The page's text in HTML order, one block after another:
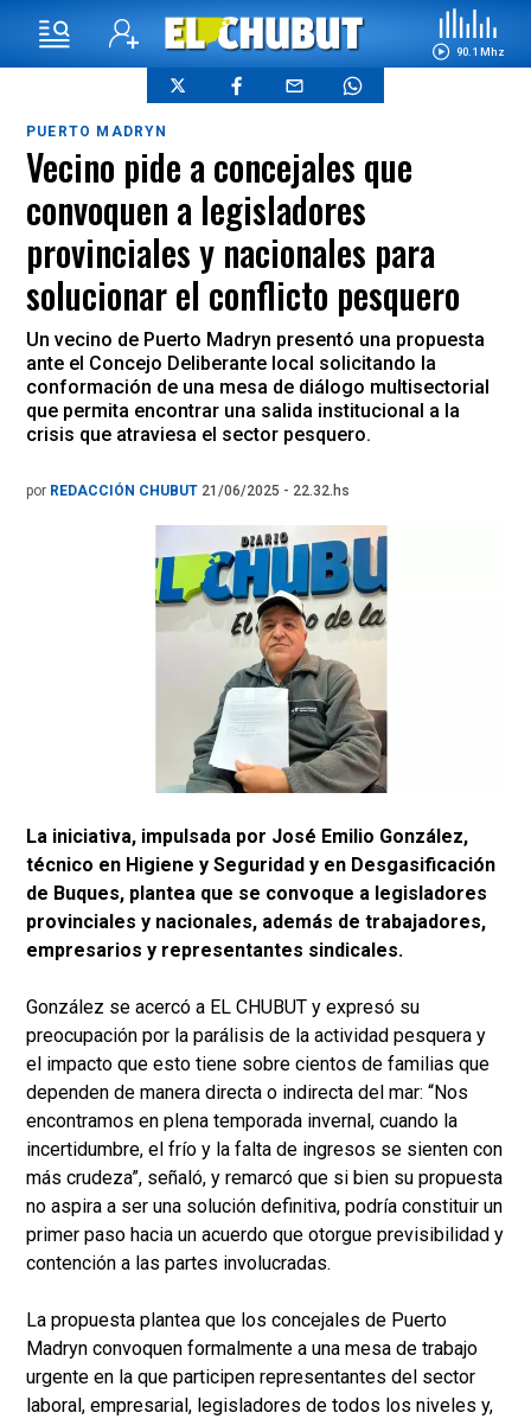
90.1 Mhz
PUERTO MADRYN
Vecino pide a concejales que
convoquen a legisladores
provinciales y nacionales para
solucionar el conflicto pesquero
Un vecino de Puerto Madryn presentó una propuesta
ante el Concejo Deliberante local solicitando la
conformación de una mesa de diálogo multisectorial
que permita encontrar una salida institucional a la
crisis que atraviesa el sector pesquero.
por REDACCIÓN CHUBUT 21/06/2025 - 22.32.hs
La iniciativa, impulsada por José Emilio González,
técnico en Higiene y Seguridad y en Desgasificación
de Buques, plantea que se convoque a legisladores
provinciales y nacionales, además de trabajadores,
empresarios y representantes sindicales.
González se acercó a EL CHUBUT y expresó su
preocupación por la parálisis de la actividad pesquera y
el impacto que esto tiene sobre cientos de familias que
dependen de manera directa o indirecta del mar: “Nos
encontramos en plena temporada invernal, cuando la
incertidumbre, el frío y la falta de ingresos se sienten con
más crudeza”, señaló, y remarcó que si bien su propuesta
no aspira a ser una solución definitiva, podría constituir un
primer paso hacia un acuerdo que otorgue previsibilidad y
contención a las partes involucradas.
La propuesta plantea que los concejales de Puerto
Madryn convoquen formalmente a una mesa de trabajo
urgente en la que participen representantes del sector
laboral, empresarial, legisladores de todos los niveles y,